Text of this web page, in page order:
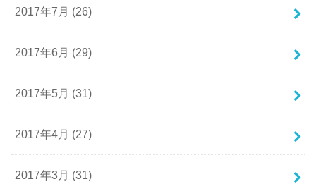
2017年7月 (26)
2017年6月 (29)
2017年5月 (31)
2017年4月 (27)
2017年3月 (31)